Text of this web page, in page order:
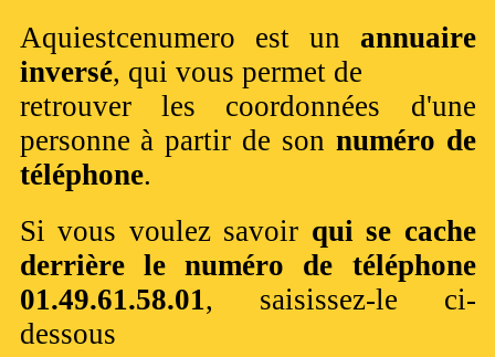
Aquiestcenumero est un annuaire
inversé, qui vous permet de
retrouver les coordonnées d'une
personne à partir de son numéro de
téléphone.
Si vous voulez savoir qui se cache
derrière le numéro de téléphone
01.49.61.58.01, saisissez-le ci-
dessous